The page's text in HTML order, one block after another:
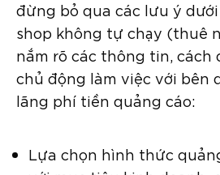
đừng bỏ qua các lưu ý
shop không tự chạy (thuê
nắm rõ các thông tin, cách
chủ động làm việc với bên
lãng phí tiền quảng cáo:
Lựa chọn hình thức